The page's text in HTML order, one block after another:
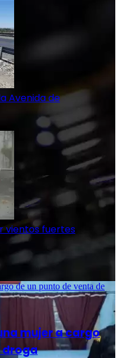
Avenida de
vientos fuertes
de un punto de venta de
mujer a cargo
droga